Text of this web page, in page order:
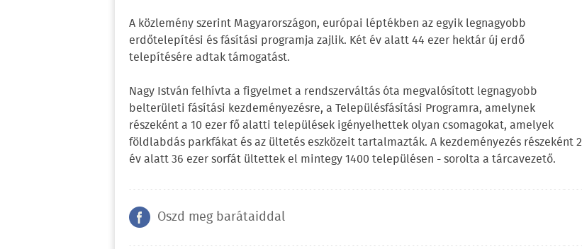
A közlemény szerint Magyarországon, európai léptékben az egyik legnagyobb
erdőtelepítési és fásítási programja zajlik. Két év alatt 44 ezer hektár új erdő
telepítésére adtak támogatást.
Nagy István felhívta a figyelmet a rendszerváltás óta megvalósított legnagyobb
belterületi fásítási kezdeményezésre, a Településfásítási Programra, amelynek
részeként a 10 ezer fő alatti települések igényelhettek olyan csomagokat, amelyek
földlabdás parkfákat és az ültetés eszközeit tartalmazták. A kezdeményezés részeként 2
év alatt 36 ezer sorfát ültettek el mintegy 1400 településen - sorolta a tárcavezető.
Oszd meg barátaiddal